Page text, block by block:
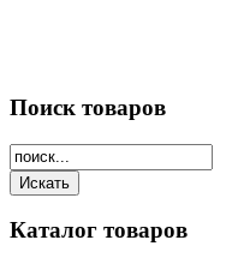
Поиск товаров
Каталог товаров